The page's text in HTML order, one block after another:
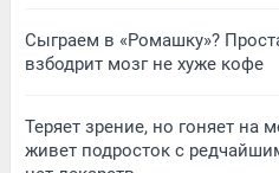
Сыграем в «Ромашку»?
взбодрит мозг не хуже кофе
Теряет зрение, но гоняет на
живет подросток с